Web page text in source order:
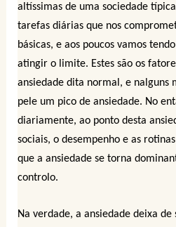
altíssimas de uma sociedade
tarefas diárias que nos
básicas, e aos poucos vamos
atingir o limite. Estes são os
ansiedade dita normal, e nalguns
pele um pico de ansiedade. No
diariamente, ao ponto desta
sociais, o desempenho e as
que a ansiedade se torna
controlo.
Na verdade, a ansiedade deixa